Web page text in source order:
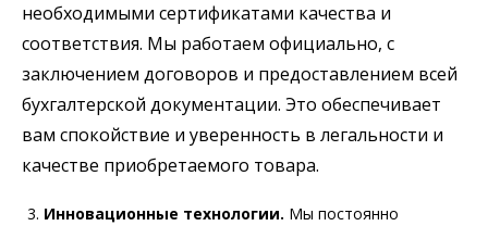
необходимыми сертификатами качества и
соответствия. Мы работаем официально, с
заключением договоров и предоставлением всей
бухгалтерской документации. Это обеспечивает
вам спокойствие и уверенность в легальности и
качестве приобретаемого товара.
Инновационные технологии. Мы постоянно